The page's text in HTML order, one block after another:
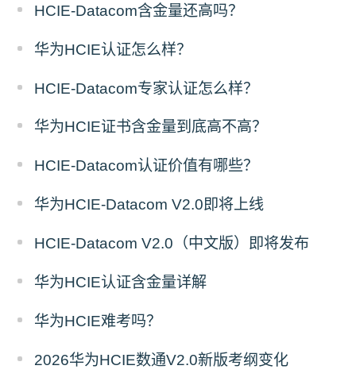
HCIE-Datacom含金量还高吗？
华为HCIE认证怎么样？
HCIE-Datacom专家认证怎么样？
华为HCIE证书含金量到底高不高？
HCIE-Datacom认证价值有哪些？
华为HCIE-Datacom V2.0即将上线
HCIE-Datacom V2.0（中文版）即将发布
华为HCIE认证含金量详解
华为HCIE难考吗？
2026华为HCIE数通V2.0新版考纲变化